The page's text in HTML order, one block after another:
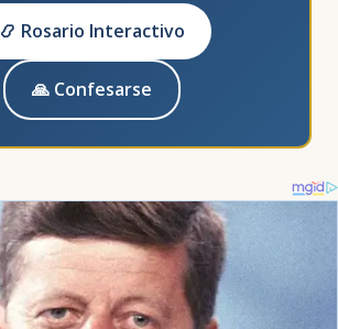
📿 Rosario Interactivo
🙏 Confesarse